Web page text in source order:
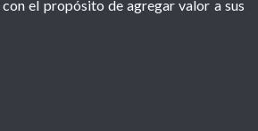
el propósito de agregar valor a sus